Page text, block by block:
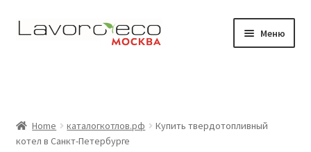
Перейти
Перейти
Меню
Где работают наши котлы
Home каталогкотлов.рф
Купить твердотопливный
котел в Санкт-Петербурге